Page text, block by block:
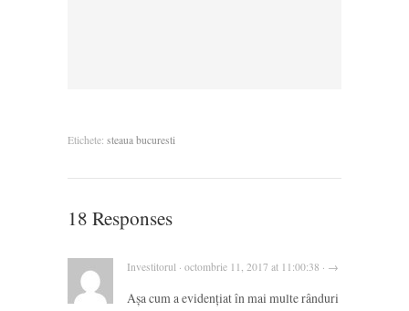
Etichete: steaua bucuresti
18 Responses
Investitorul · octombrie 11, 2017 at 11:00:38 · →
Așa cum a evidenţiat în mai multe rânduri